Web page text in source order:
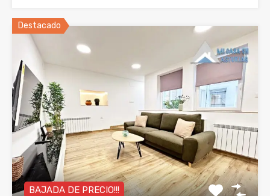
Destacado
BAJADA DE PRECIO!!!